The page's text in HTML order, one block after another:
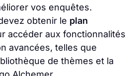
vos enquêtes.
obtenir le plan
accéder aux fonctionnalités
avancées, telles que
de thèmes et la